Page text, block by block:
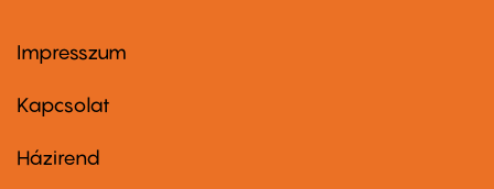
Footer
first
Impresszum
Kapcsolat
Footer
Házirend